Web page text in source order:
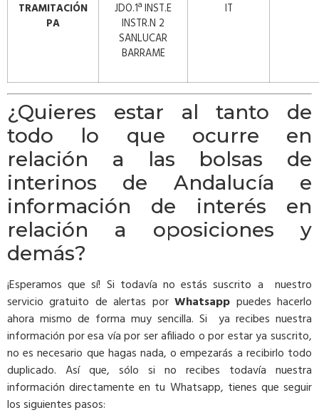
TRAMITACIÓN
PA
JDO.1ª INST.E
INSTR.N 2
SANLUCAR
BARRAME
IT
¿Quieres estar al tanto de
todo lo que ocurre en
relación a las bolsas de
interinos de Andalucía e
información de interés en
relación a oposiciones y
demás?
¡Esperamos que sí! Si todavía no estás suscrito a nuestro
servicio gratuito de alertas porWhatsapp puedes hacerlo
ahora mismo de forma muy sencilla. Si ya recibes nuestra
información por esa vía por ser afiliado o por estar ya suscrito,
no es necesario que hagas nada, o empezarás a recibirlo todo
duplicado. Así que, sólo si no recibes todavía nuestra
información directamente en tu Whatsapp, tienes que seguir
los siguientes pasos: